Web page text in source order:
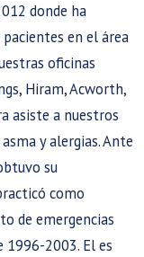
donde ha
en el área
oficinas
Hiram, Acworth,
asiste a nuestros
y alergias. Ante
su
como
de emergencias
2003. El es